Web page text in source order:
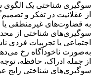
سوگیری شناختی یک الگوی
از عقلانیت در تفکر و
به قضاوت‌های غیرمنطقی یا
سوگیری‌های شناختی از
اجتماعی یا تجربیات فردی
به‌صورت ناخودآگاه رخ
از جمله ادراک، حافظه،
سوگیری‌های شناختی رایج